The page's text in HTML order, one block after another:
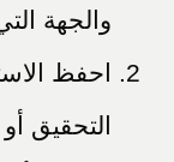
والجهة
احفظ
التحقيق